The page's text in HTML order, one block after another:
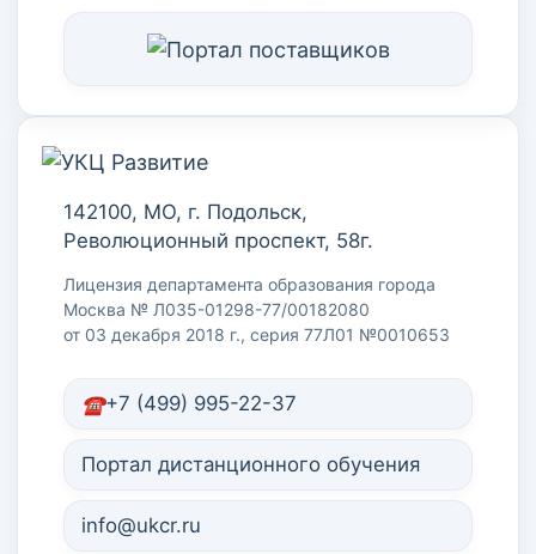
142100, МО, г. Подольск,
Революционный проспект, 58г.
Лицензия департамента образования города
Москва № Л035-01298-77/00182080
от 03 декабря 2018 г., серия 77Л01 №0010653
+7 (499) 995-22-37
Портал дистанционного обучения
info@ukcr.ru